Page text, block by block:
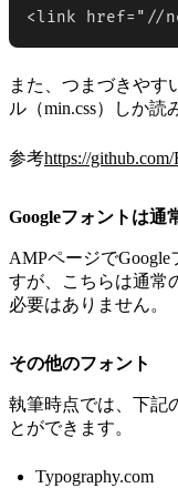
<link href="//
また、つまづきやす
ル（min.css）しか読
参考https://
Googleフォントは通
AMPページで
すが、こちらは通常
必要はありません。
その他のフォント
執筆時点では、下記
とができます。
Typography.com